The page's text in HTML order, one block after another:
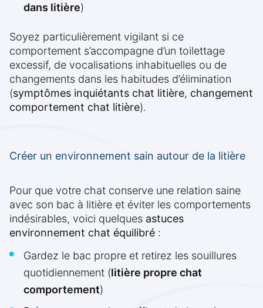
dans litière)
Soyez particulièrement vigilant si ce
comportement s’accompagne d’un toilettage
excessif, de vocalisations inhabituelles ou de
changements dans les habitudes d’élimination
(symptômes inquiétants chat litière, changement
comportement chat litière).
Créer un environnement sain autour de la litière
Pour que votre chat conserve une relation saine
avec son bac à litière et éviter les comportements
indésirables, voici quelques astuces
environnement chat équilibré :
Gardez le bac propre et retirez les souillures
quotidiennement (litière propre chat
comportement)